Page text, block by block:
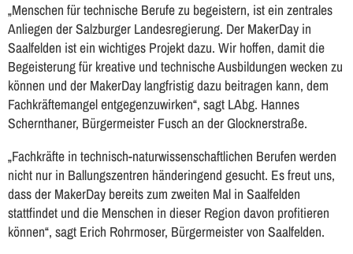
„Menschen für technische Berufe zu begeistern, ist ein zentrales
Anliegen der Salzburger Landesregierung. Der MakerDay in
Saalfelden ist ein wichtiges Projekt dazu. Wir hoffen, damit die
Begeisterung für kreative und technische Ausbildungen wecken zu
können und der MakerDay langfristig dazu beitragen kann, dem
Fachkräftemangel entgegenzuwirken“, sagt LAbg. Hannes
Schernthaner, Bürgermeister Fusch an der Glocknerstraße.
„Fachkräfte in technisch-naturwissenschaftlichen Berufen werden
nicht nur in Ballungszentren händeringend gesucht. Es freut uns,
dass der MakerDay bereits zum zweiten Mal in Saalfelden
stattfindet und die Menschen in dieser Region davon profitieren
können“, sagt Erich Rohrmoser, Bürgermeister von Saalfelden.